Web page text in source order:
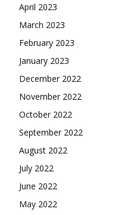
April 2023
March 2023
February 2023
January 2023
December 2022
November 2022
October 2022
September 2022
August 2022
July 2022
June 2022
May 2022